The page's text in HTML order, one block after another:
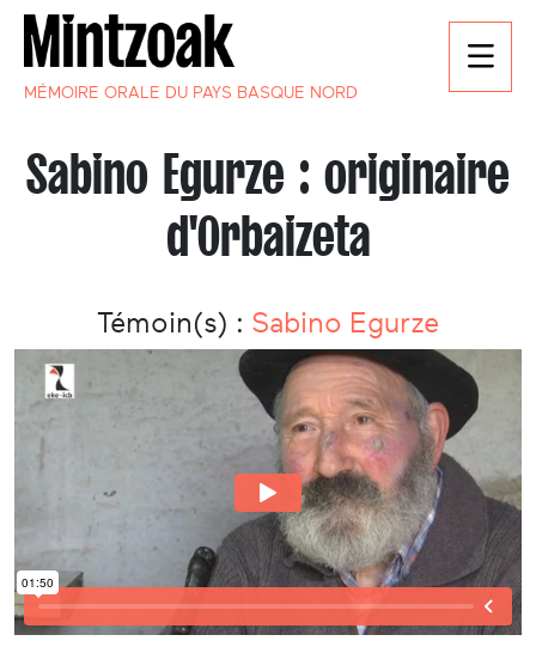
MÉMOIRE ORALE DU PAYS BASQUE NORD
Sabino Egurze : originaire
d'Orbaizeta
Témoin(s) : Sabino Egurze